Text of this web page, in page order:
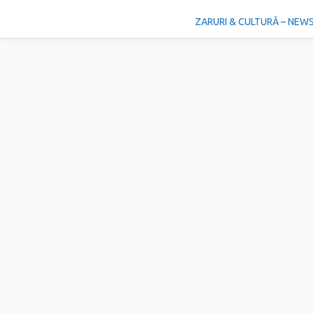
ZARURI & CULTURĂ –